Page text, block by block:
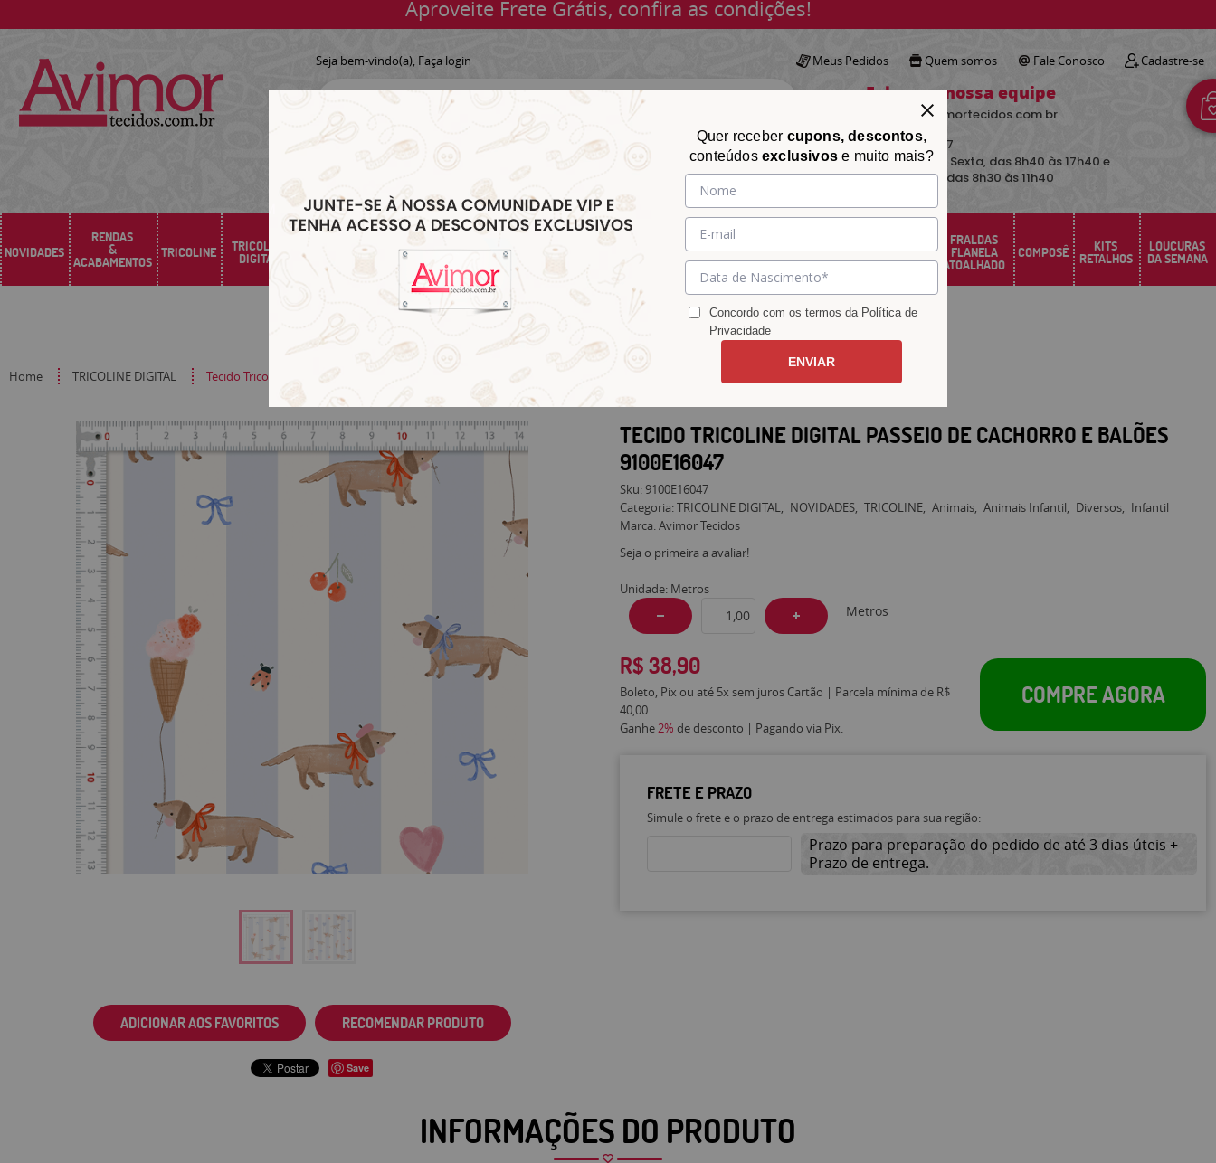
Aproveite Frete Grátis, confira as condições!
Seja bem-vindo(a), Faça login Meus Pedidos Quem somos Fale Conosco Cadastre-se
Fale com nossa equipe
contato@avimortecidos.com.br
(34)3219-5157
De Segunda a Sexta, das 8h40 às 17h40 e
aos sábados das 8h30 às 11h40
NOVIDADES
RENDAS
&
ACABAMENTOS
TRICOLINE TRICOLINE
DIGITAL SARJA SINTÉTICOS &
CHITÃO
&
TRICÔ
TECIDOS E
AVIAMENTOS
&
ACESSÓRIOS
PARA
DECORAÇÃO
PERCAL SANTA FÉ
FRALDAS
FLANELA
ATOALHADO
COMPOSÊ KITS
RETALHOS
LOUCURAS
DA SEMANA
Home TRICOLINE DIGITAL Tecido Tricoline Digital Passeio de Cachorro e Balões 9100E16047
ADICIONAR AOS FAVORITOS RECOMENDAR PRODUTO
Save
TECIDO TRICOLINE DIGITAL PASSEIO DE CACHORRO E BALÕES
9100E16047
Sku:9100E16047
Categoria:TRICOLINE DIGITAL NOVIDADES TRICOLINE Animais Animais Infantil Diversos
Infantil
Marca:Avimor Tecidos
Seja o primeira a avaliar!
Unidade: Metros
Metros
R$ 38,90
Boleto, Pix ou até 5x sem juros Cartão | Parcela mínima de R$
40,00
Ganhe2% de desconto | Pagando via Pix.
COMPRE AGORA
FRETE E PRAZO
Simule o frete e o prazo de entrega estimados para sua região:
Prazo para preparação do pedido de até 3 dias úteis +
Prazo de entrega.
INFORMAÇÕES DO PRODUTO
Quer receber cupons, descontos,
conteúdosexclusivose muito mais?
Concordo com os termos da Política de
Privacidade
ENVIAR